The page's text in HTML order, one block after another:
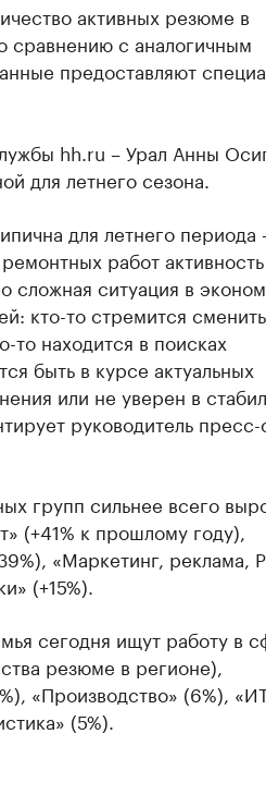
активных резюме в
сравнению с аналогичным
предоставляют
hh.ru – Урал Анны
для летнего сезона.
для летнего периода
работ активность
сложная ситуация в
кто-то стремится
то находится в поисках
быть в курсе актуальных
или не уверен в
руководитель
групп сильнее всего
(+41% к прошлому году),
«Маркетинг, реклама,
(+15%).
сегодня ищут работу в
резюме в регионе),
«Производство» (6%),
(5%).